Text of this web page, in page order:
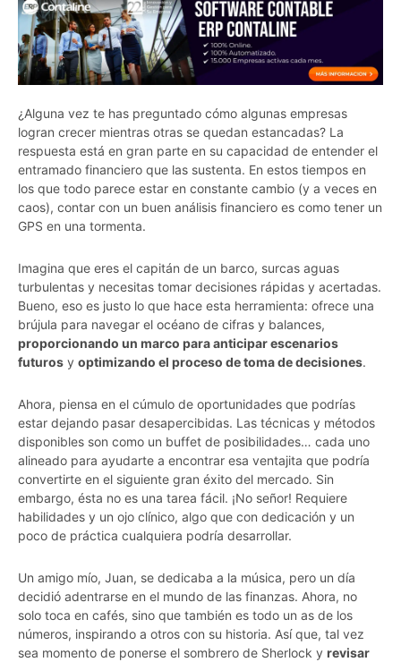
¿Alguna vez te has preguntado cómo algunas empresas
logran crecer mientras otras se quedan estancadas? La
respuesta está en gran parte en su capacidad de entender el
entramado financiero que las sustenta. En estos tiempos en
los que todo parece estar en constante cambio (y a veces en
caos), contar con un buen análisis financiero es como tener un
GPS en una tormenta.
Imagina que eres el capitán de un barco, surcas aguas
turbulentas y necesitas tomar decisiones rápidas y acertadas.
Bueno, eso es justo lo que hace esta herramienta: ofrece una
brújula para navegar el océano de cifras y balances,
proporcionando un marco para anticipar escenarios
futuros y optimizando el proceso de toma de decisiones.
Ahora, piensa en el cúmulo de oportunidades que podrías
estar dejando pasar desapercibidas. Las técnicas y métodos
disponibles son como un buffet de posibilidades… cada uno
alineado para ayudarte a encontrar esa ventajita que podría
convertirte en el siguiente gran éxito del mercado. Sin
embargo, ésta no es una tarea fácil. ¡No señor! Requiere
habilidades y un ojo clínico, algo que con dedicación y un
poco de práctica cualquiera podría desarrollar.
Un amigo mío, Juan, se dedicaba a la música, pero un día
decidió adentrarse en el mundo de las finanzas. Ahora, no
solo toca en cafés, sino que también es todo un as de los
números, inspirando a otros con su historia. Así que, tal vez
sea momento de ponerse el sombrero de Sherlock y revisar